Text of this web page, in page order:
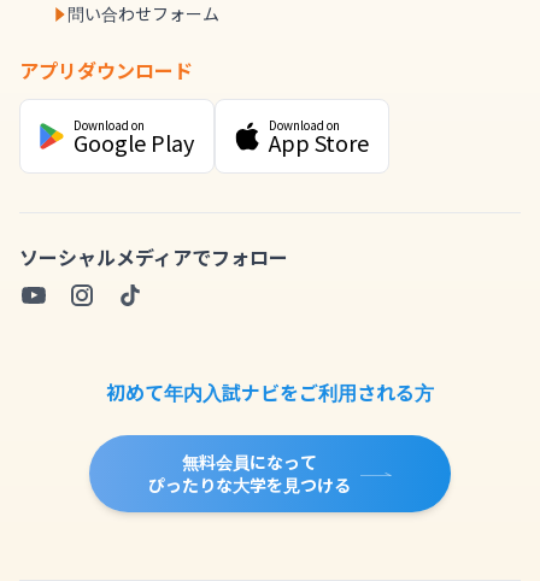
問い合わせフォーム
アプリダウンロード
Download on
Google Play
Download on
App Store
ソーシャルメディアでフォロー
初めて年内入試ナビをご利用される方
無料会員になって
ぴったりな大学を見つける